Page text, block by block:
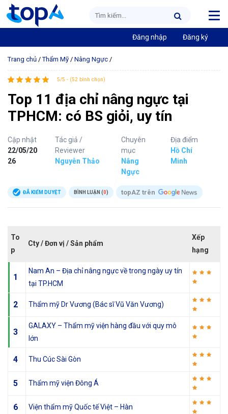
Đăng nhập Đăng ký
Trang chủ /Thẩm Mỹ / Nâng Ngực /
5/5 - (52 bình chọn)
Top 11 địa chỉ nâng ngực tại
TPHCM: có BS giỏi, uy tín
Cập nhật
22/05/20
26
Tác giả /
Reviewer
Nguyễn Thảo
Chuyên
mục
Nâng
Ngực
Địa điểm
Hồ Chí
Minh
ĐÃ KIỂM DUYỆT BÌNH LUẬN (0) topAZ trên
To
p
Cty / Đơn vị / Sản phẩm
Xếp
hạng
1
Nam An – Địa chỉ nâng ngực về trong ngày uy tín
tại TP.HCM
2 Thẩm mỹ Dr Vương (Bác sĩ Vũ Văn Vương)
3
GALAXY – Thẩm mỹ viện hàng đầu với quy mô
lớn
4 Thu Cúc Sài Gòn
5 Thẩm mỹ viện Đông Á
6 Viện thẩm mỹ Quốc tế Việt – Hàn